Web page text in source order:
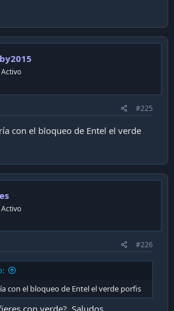
#225
con el bloqueo de Entel el verde
#226
con el bloqueo de Entel el verde porfis
con verde?. Saludos